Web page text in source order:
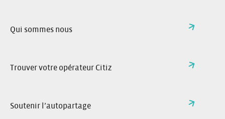
Qui sommes nous
Trouver votre opérateur Citiz
Soutenir l’autopartage